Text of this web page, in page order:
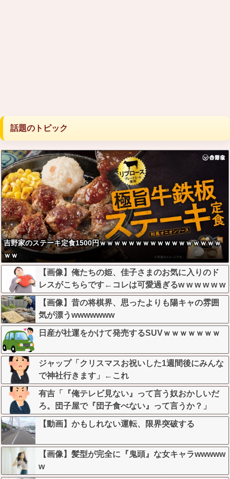
話題のトピック
吉野家のステーキ定食1500円ｗｗｗｗｗｗｗｗｗｗｗｗｗｗｗｗｗ
ｗｗ
【画像】俺たちの姫、佳子さまのお気に入りのド
レスがこちらです←コレは可愛過ぎるw w w w w w
w w
【画像】昔の将棋界、思ったよりも陽キャの雰囲
気が漂うwwwwwww
日産が社運をかけて発売するSUVｗｗｗｗｗｗｗ
ジャップ「クリスマスお祝いした1週間後にみんな
で神社行きます」←これ
有吉「『俺テレビ見ない』って言う奴おかしいだ
ろ。団子屋で『団子食べない』って言うか？」
【動画】かもしれない運転、限界突破する
【画像】髪型が完全に『鬼頭』な女キャラwwwww
w